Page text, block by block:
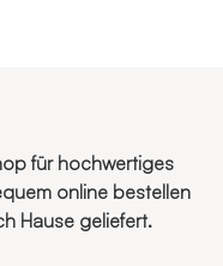
für hochwertiges
online bestellen
Hause geliefert.